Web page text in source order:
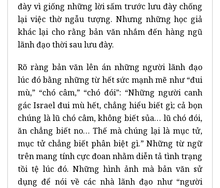
đày vì giống những lời sấm trước lưu đày chống
lại việc thờ ngẫu tượng. Nhưng những học giả
khác lại cho rằng bản văn nhắm đến hàng ngũ
lãnh đạo thời sau lưu đày.
Rõ ràng bản văn lên án những người lãnh đạo
lúc đó bằng những từ hết sức mạnh mẽ như “đui
mù,” “chó câm,” “chó đói”: “Những người canh
gác Israel đui mù hết, chẳng hiểu biết gì; cả bọn
chúng là lũ chó câm, không biết sủa… lũ chó đói,
ăn chẳng biết no… Thế mà chúng lại là mục tử,
mục tử chẳng biết phân biệt gì.” Những từ ngữ
trên mang tính cực đoan nhằm diễn tả tình trạng
tồi tệ lúc đó. Những hình ảnh mà bản văn sử
dụng để nói về các nhà lãnh đạo như “người